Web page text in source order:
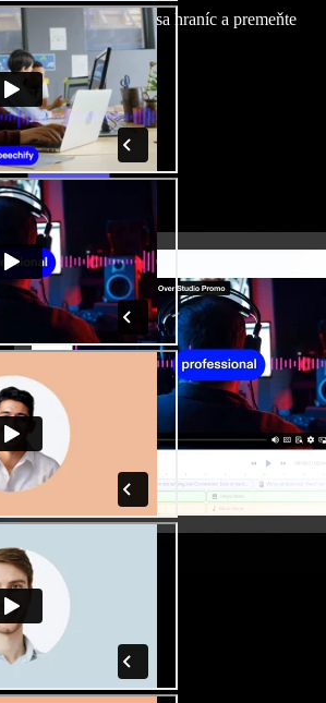
prehliadači – zbavte sa hraníc a premeňte